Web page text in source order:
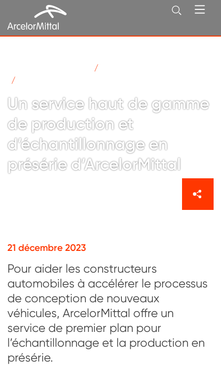
Un service haut de gamme
de production et
d’échantillonnage en
présérie d’ArcelorMittal
21 décembre 2023
Pour aider les constructeurs
automobiles à accélérer le processus
de conception de nouveaux
véhicules, ArcelorMittal offre un
service de premier plan pour
l’échantillonnage et la production en
présérie.